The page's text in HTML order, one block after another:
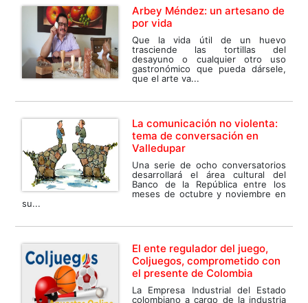
Arbey Méndez: un artesano de
por vida
Que la vida útil de un huevo
trasciende las tortillas del
desayuno o cualquier otro uso
gastronómico que pueda dársele,
que el arte va...
La comunicación no violenta:
tema de conversación en
Valledupar
Una serie de ocho conversatorios
desarrollará el área cultural del
Banco de la República entre los
meses de octubre y noviembre en
su...
El ente regulador del juego,
Coljuegos, comprometido con
el presente de Colombia
La Empresa Industrial del Estado
colombiano a cargo de la industria